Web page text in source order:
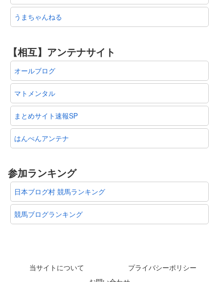
うまちゃんねる
【相互】アンテナサイト
オールブログ
マトメンタル
まとめサイト速報SP
はんぺんアンテナ
参加ランキング
日本ブログ村 競馬ランキング
競馬ブログランキング
当サイトについて
プライバシーポリシー